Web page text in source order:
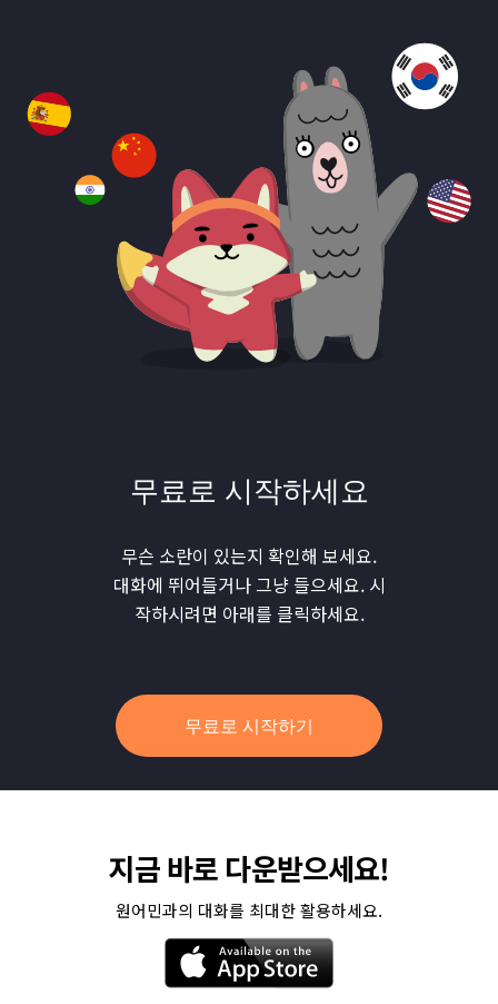
무료로 시작하세요
무슨 소란이 있는지 확인해 보세요.
대화에 뛰어들거나 그냥 들으세요. 시
작하시려면 아래를 클릭하세요.
무료로 시작하기
지금 바로 다운받으세요!
원어민과의 대화를 최대한 활용하세요.